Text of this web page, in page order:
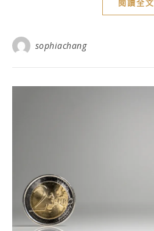
閱讀全文
sophiachang